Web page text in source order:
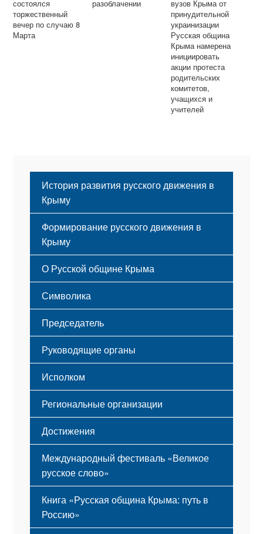
состоялся
торжественный
вечер по случаю 8
Марта
разоблачении
вузов Крыма от
принудительной
украинизации
Русская община
Крыма намерена
инициировать
акции протеста
родительских
комитетов,
учащихся и
учителей
История развития русского движения в
Крыму
Формирование русского движения в
Крыму
Русский Крым
О Русской общине Крыма
Этапы становления
Принципы деятельности
Структура
Мероприятия
Символика
Флаг
Герб
Гимн
Председатель
Руководящие органы
Исполком
Региональные организации
Достижения
Международный фестиваль «Великое
русское слово»
Книга «Русская община Крыма: путь в
Россию»